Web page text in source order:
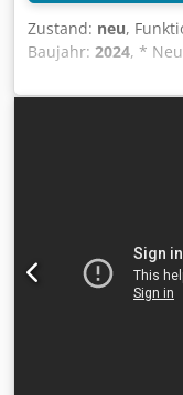
Zustand: neu,
Baujahr: 2024, *
Einsatzgew 3.950
Statische Linienlast